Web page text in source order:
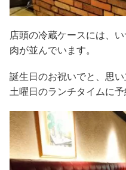
店頭の冷蔵ケースには、
肉が並んでいます。
誕生日のお祝いでと、思
土曜日のランチタイムに予